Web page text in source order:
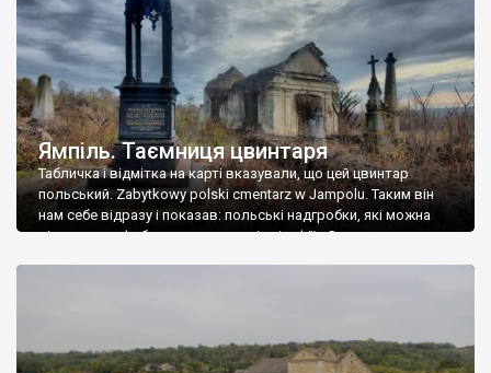
Ямпіль. Таємниця цвинтаря
Табличка і відмітка на карті вказували, що цей цвинтар
польський. Zabytkowy polski cmentarz w Jampolu. Таким він
нам себе відразу і показав: польські надгробки, які можна
віднести до фабричних, польські епітафії… Загалом цвинтар